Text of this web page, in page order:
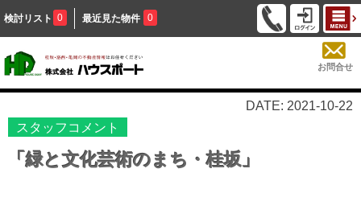
検討リスト 0 最近見た物件 0
お問合せ
DATE: 2021-10-22
スタッフコメント
「緑と文化芸術のまち・桂坂」